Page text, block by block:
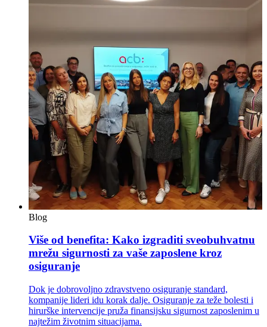
Blog
Više od benefita: Kako izgraditi sveobuhvatnu
mrežu sigurnosti za vaše zaposlene kroz
osiguranje
Dok je dobrovoljno zdravstveno osiguranje standard,
kompanije lideri idu korak dalje. Osiguranje za teže bolesti i
hirurške intervencije pruža finansijsku sigurnost zaposlenim u
najtežim životnim situacijama.